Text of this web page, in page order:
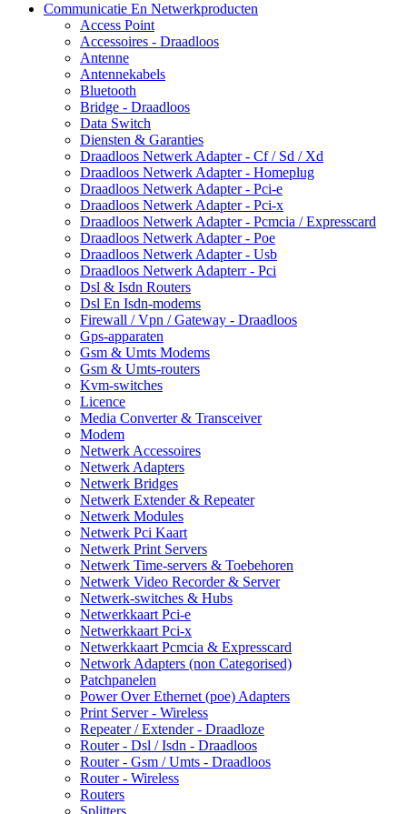
Communicatie En Netwerkproducten
Access Point
Accessoires - Draadloos
Antenne
Antennekabels
Bluetooth
Bridge - Draadloos
Data Switch
Diensten & Garanties
Draadloos Netwerk Adapter - Cf / Sd / Xd
Draadloos Netwerk Adapter - Homeplug
Draadloos Netwerk Adapter - Pci-e
Draadloos Netwerk Adapter - Pci-x
Draadloos Netwerk Adapter - Pcmcia / Expresscard
Draadloos Netwerk Adapter - Poe
Draadloos Netwerk Adapter - Usb
Draadloos Netwerk Adapterr - Pci
Dsl & Isdn Routers
Dsl En Isdn-modems
Firewall / Vpn / Gateway - Draadloos
Gps-apparaten
Gsm & Umts Modems
Gsm & Umts-routers
Kvm-switches
Licence
Media Converter & Transceiver
Modem
Netwerk Accessoires
Netwerk Adapters
Netwerk Bridges
Netwerk Extender & Repeater
Netwerk Modules
Netwerk Pci Kaart
Netwerk Print Servers
Netwerk Time-servers & Toebehoren
Netwerk Video Recorder & Server
Netwerk-switches & Hubs
Netwerkkaart Pci-e
Netwerkkaart Pci-x
Netwerkkaart Pcmcia & Expresscard
Network Adapters (non Categorised)
Patchpanelen
Power Over Ethernet (poe) Adapters
Print Server - Wireless
Repeater / Extender - Draadloze
Router - Dsl / Isdn - Draadloos
Router - Gsm / Umts - Draadloos
Router - Wireless
Routers